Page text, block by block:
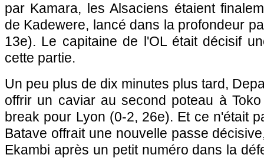
par Kamara, les Alsaciens étaient
de Kadewere, lancé dans la profondeur
13e). Le capitaine de l'OL était décisif
cette partie.
Un peu plus de dix minutes plus tard,
offrir un caviar au second poteau à
break pour Lyon (0-2, 26e). Et ce n'était
Batave offrait une nouvelle passe
Ekambi après un petit numéro dans la